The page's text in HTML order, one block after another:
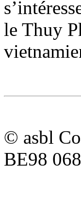
le Thuy
© asbl
BE98